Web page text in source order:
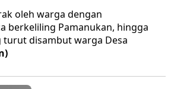
oleh warga dengan
berkeliling Pamanukan, hingga
turut disambut warga Desa